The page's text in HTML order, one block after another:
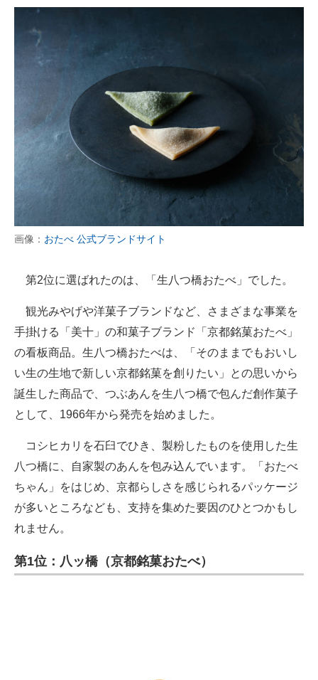
画像： おたべ 公式ブランドサイト
第2位に選ばれたのは、「生八つ橋おたべ」でした。
観光みやげや洋菓子ブランドなど、さまざまな事業を
手掛ける「美十」の和菓子ブランド「京都銘菓おたべ」
の看板商品。生八つ橋おたべは、「そのままでもおいし
い生の生地で新しい京都銘菓を創りたい」との思いから
誕生した商品で、つぶあんを生八つ橋で包んだ創作菓子
として、1966年から発売を始めました。
コシヒカリを石臼でひき、製粉したものを使用した生
八つ橋に、自家製のあんを包み込んでいます。「おたべ
ちゃん」をはじめ、京都らしさを感じられるパッケージ
が多いところなども、支持を集めた要因のひとつかもし
れません。
第1位：八ッ橋（京都銘菓おたべ）